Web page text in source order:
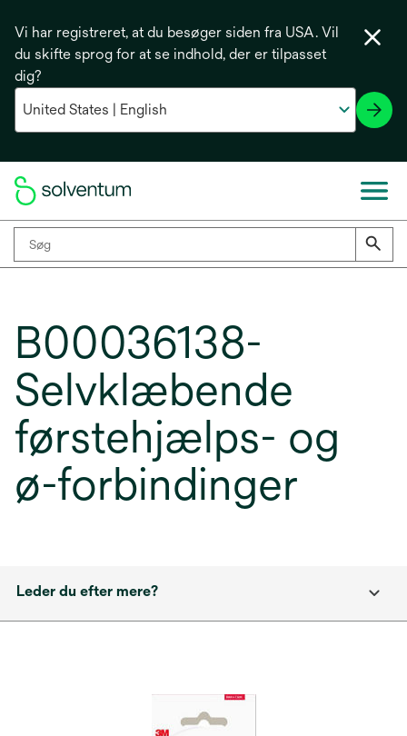
Vi har registreret, at du besøger siden fra USA. Vil
du skifte sprog for at se indhold, der er tilpasset
dig?
B00036138-
Selvklæbende
førstehjælps- og
ø-forbindinger
Leder du efter mere?